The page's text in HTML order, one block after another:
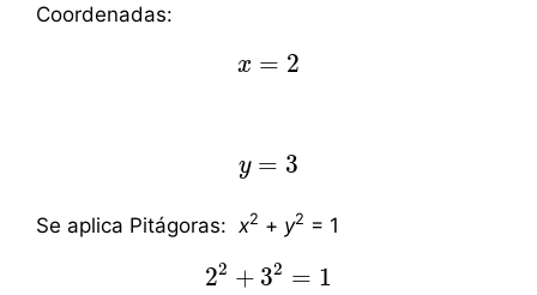
Coordenadas:
x = 2
x=2
y = 3
y=3
Se aplica Pitágoras: x2 + y2 = 1
22 + 32 = 1
22+32 =1